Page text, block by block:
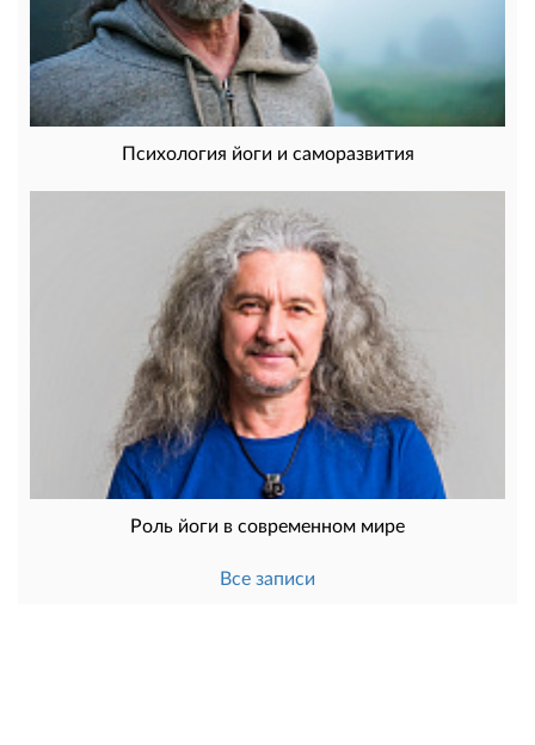
Психология йоги и саморазвития
Роль йоги в современном мире
Все записи